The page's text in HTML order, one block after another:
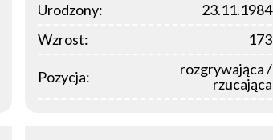
Urodzony:
23.11.1984
Wzrost:
173
Pozycja:
rozgrywająca /
rzucająca